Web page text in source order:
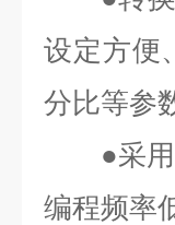
设定方便
分比等参
●采用
编程频率